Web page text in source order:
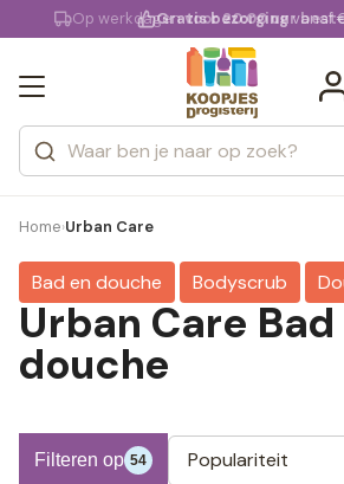
KD.
extra
Op werkdagenvoor 20:00 uur
Gratis bezorgingvanaf
Zoeken
Categorieën
Merken
Home›Urban Care
Bad en douche Bodyscrub
Urban Care Bad
douche
Filteren op 54 Populariteit